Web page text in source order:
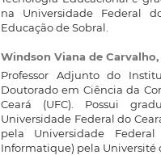
na Universidade Federal
Educação de Sobral.
Windson Viana de Carvalho,
Professor Adjunto do
Doutorado em Ciência da
Ceará (UFC). Possui
Universidade Federal do
pela Universidade
Informatique) pela Université